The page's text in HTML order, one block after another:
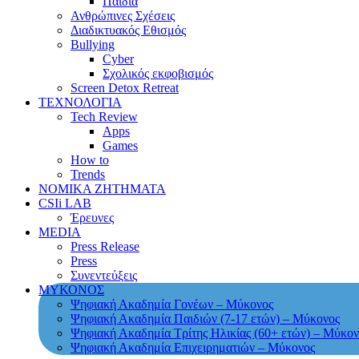
Ανθρώπινες Σχέσεις
Διαδικτυακός Εθισμός
Bullying
Cyber
Σχολικός εκφοβισμός
Screen Detox Retreat
ΤΕΧΝΟΛΟΓΙΑ
Tech Review
Apps
Games
How to
Trends
ΝΟΜΙΚΑ ΖΗΤΗΜΑΤΑ
CSIi LAB
Έρευνες
MEDIA
Press Release
Press
Συνεντεύξεις
ΜΥΚΟΝΟΣ
Ψηφιακή Ακαδημία Γονέων – Μύκονος
Ψηφιακή Ακαδημία Παιδιών (7-17 ετών) – Μύκονος
Ψηφιακή Ακαδημία Τρίτης Ηλικίας (60+ ετών) –
Ψηφιακή Ακαδημία Επιχειρηματιών – Μύκονος